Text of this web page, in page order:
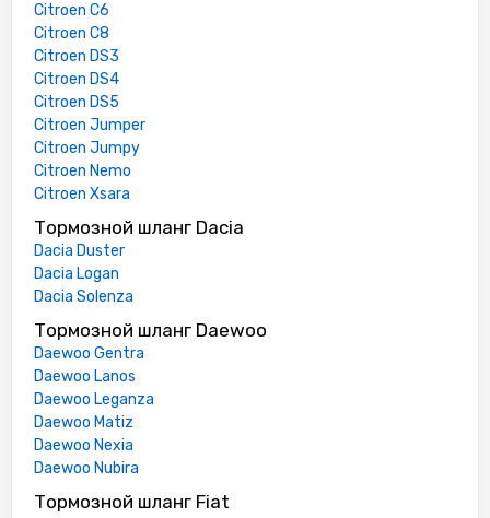
Citroen C6
Citroen C8
Citroen DS3
Citroen DS4
Citroen DS5
Citroen Jumper
Citroen Jumpy
Citroen Nemo
Citroen Xsara
Тормозной шланг Dacia
Dacia Duster
Dacia Logan
Dacia Solenza
Тормозной шланг Daewoo
Daewoo Gentra
Daewoo Lanos
Daewoo Leganza
Daewoo Matiz
Daewoo Nexia
Daewoo Nubira
Тормозной шланг Fiat